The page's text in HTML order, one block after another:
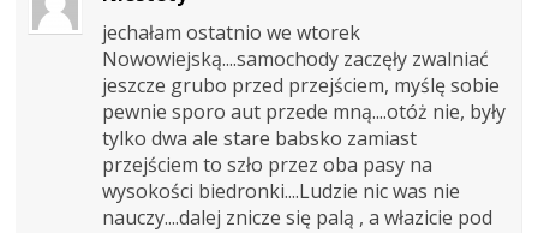
jechałam ostatnio we wtorek
Nowowiejską....samochody zaczęły zwalniać
jeszcze grubo przed przejściem, myślę sobie
pewnie sporo aut przede mną....otóż nie, były
tylko dwa ale stare babsko zamiast
przejściem to szło przez oba pasy na
wysokości biedronki....Ludzie nic was nie
nauczy....dalej znicze się palą , a włazicie pod